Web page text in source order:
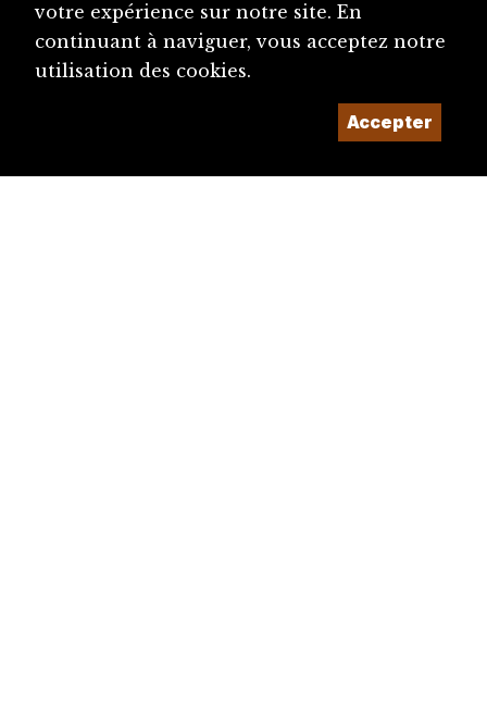
votre expérience sur notre site. En
continuant à naviguer, vous acceptez notre
utilisation des cookies.
Accepter